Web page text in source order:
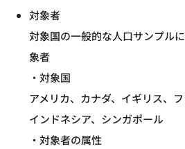
対象者
対象国の一般的な人口サンプル
象者
・対象国
アメリカ、カナダ、イギリス、
インドネシア、シンガポール
・対象者の属性